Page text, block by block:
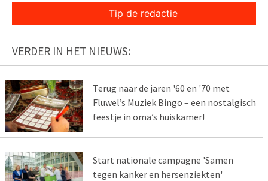
Tip de redactie
VERDER IN HET NIEUWS:
Terug naar de jaren '60 en '70 met
Fluwel’s Muziek Bingo – een nostalgisch
feestje in oma’s huiskamer!
Start nationale campagne 'Samen
tegen kanker en hersenziekten'